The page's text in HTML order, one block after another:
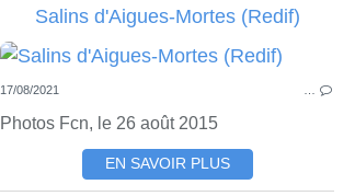
Salins d'Aigues-Mortes (Redif)
17/08/2021
Photos Fcn, le 26 août 2015
EN SAVOIR PLUS